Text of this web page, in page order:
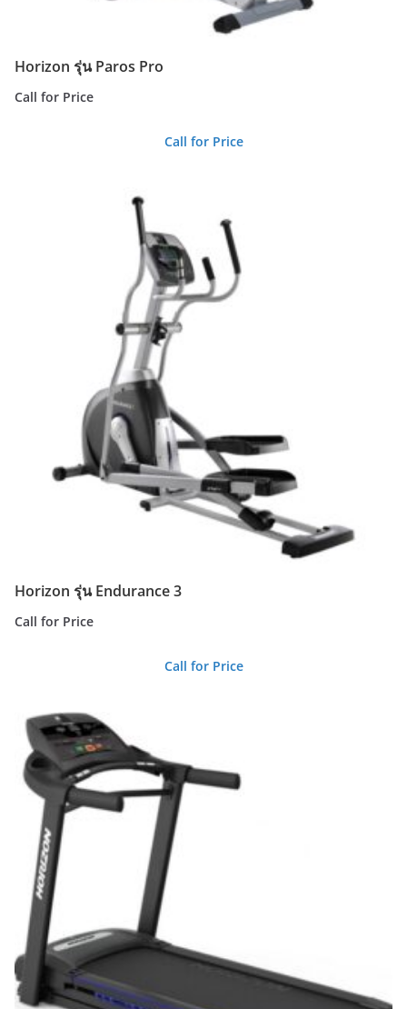
Horizon รุ่น Paros Pro
Call for Price
Call for Price
Horizon รุ่น Endurance 3
Call for Price
Call for Price